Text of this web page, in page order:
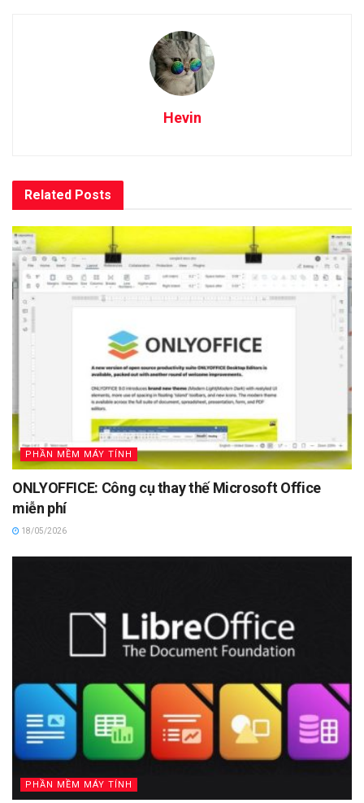
Hevin
Related Posts
PHẦN MỀM MÁY TÍNH
ONLYOFFICE: Công cụ thay thế Microsoft Office
miễn phí
18/05/2026
PHẦN MỀM MÁY TÍNH